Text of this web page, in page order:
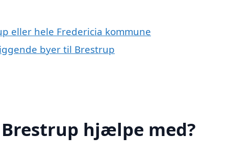
eller hele Fredericia kommune
byer til Brestrup
hjælpe med?